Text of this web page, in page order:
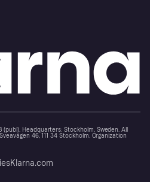
Headquarters: Stockholm, Sweden. All
46, 111 34 Stockholm. Organization
Klarna.com